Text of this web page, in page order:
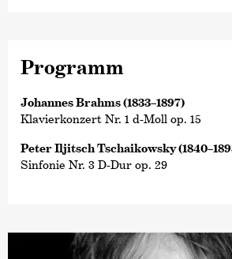
Programm
Johannes Brahms (1833–1897)
Klavierkonzert Nr. 1 d-Moll op. 15
Peter Iljitsch Tschaikowsky
Sinfonie Nr. 3 D-Dur op. 29